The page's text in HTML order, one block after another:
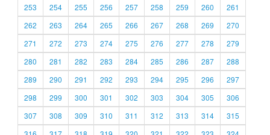
253
254 255 256 257 258 259 260
261
262
263 264 265 266 267 268 269
270
271
272 273 274 275 276 277 278
279
280
281 282 283 284 285 286 287
288
289
290 291 292 293 294 295 296
297
298
299 300 301 302 303 304 305
306
307
308 309 310 311 312 313 314
315